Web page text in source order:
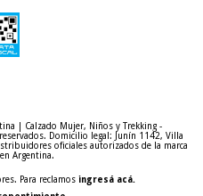
| Calzado Mujer, Niños y Trekking -
Para reclamos ingresá acá.